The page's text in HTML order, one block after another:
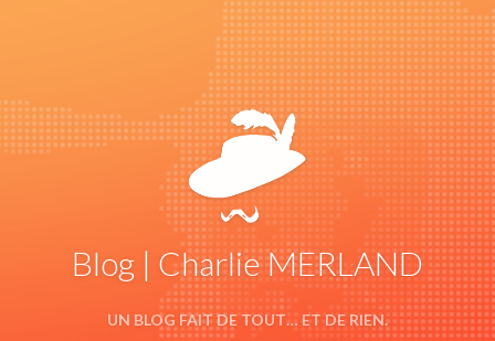
Blog | Charlie MERLAND
UN BLOG FAIT DE TOUT… ET DE RIEN.